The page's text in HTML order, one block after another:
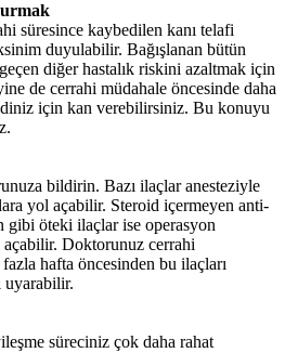
süresince kaybedilen kanı telafi
duyulabilir. Bağışlanan bütün
diğer hastalık riskini azaltmak için
de cerrahi müdahale öncesinde daha
için kan verebilirsiniz. Bu konuyu
bildirin. Bazı ilaçlar anesteziyle
yol açabilir. Steroid içermeyen anti-
gibi öteki ilaçlar ise operasyon
açabilir. Doktorunuz cerrahi
hafta öncesinden bu ilaçları
uyarabilir.
süreciniz çok daha rahat